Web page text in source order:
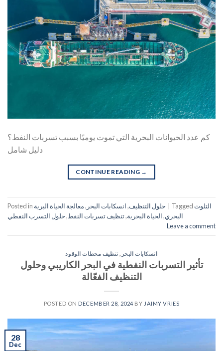
كم عدد الحيوانات البحرية التي تموت يوميًا بسبب تسربات النفط؟
دليل شامل
CONTINUE READING →
Posted in حلول التنظيف,انسكابات البحر ,معالجة الحياة البرية Taggedالتلوث
البحري,الحياة البحرية,تنظيف تسربات النفط,حلول التسرب النفطي
Leave a comment
انسكابات البحر تنظيف محطات الوقود
تأثير التسربات النفطية في البحر الكاريبي وحلول
التنظيف الفعّالة
POSTED ON DECEMBER 28, 2024 BY JAIMY VRIES
28
Dec